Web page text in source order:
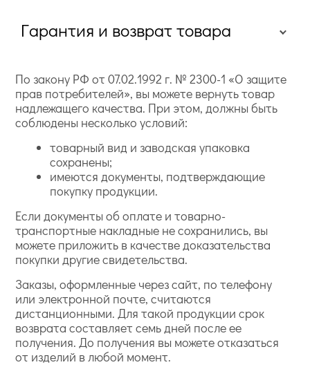
Гарантия и возврат товара
По закону РФ от 07.02.1992 г. № 2300-1 «О защите
прав потребителей», вы можете вернуть товар
надлежащего качества. При этом, должны быть
соблюдены несколько условий:
товарный вид и заводская упаковка
сохранены;
имеются документы, подтверждающие
покупку продукции.
Если документы об оплате и товарно-
транспортные накладные не сохранились, вы
можете приложить в качестве доказательства
покупки другие свидетельства.
Заказы, оформленные через сайт, по телефону
или электронной почте, считаются
дистанционными. Для такой продукции срок
возврата составляет семь дней после ее
получения. До получения вы можете отказаться
от изделий в любой момент.